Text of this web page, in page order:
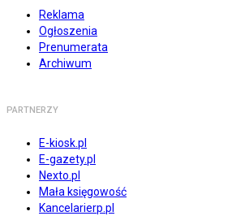
Reklama
Ogłoszenia
Prenumerata
Archiwum
PARTNERZY
E-kiosk.pl
E-gazety.pl
Nexto.pl
Mała księgowość
Kancelarierp.pl